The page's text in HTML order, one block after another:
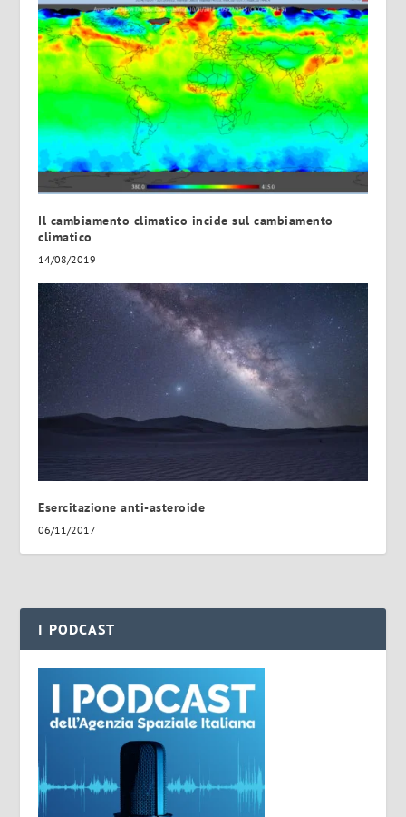
Il cambiamento climatico incide sul cambiamento
climatico
14/08/2019
Esercitazione anti-asteroide
06/11/2017
I PODCAST